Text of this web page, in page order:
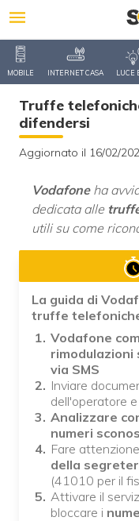
MOBILE INTERNET CASA LUCE
Truffe
difendersi
Aggiornato il 16/02/
Vodafoneha
dedicata alle
utili su come
La guida di
truffe
Vodafone
rimodulazioni
via SMS
Inviare
dell'operatore
Analizzare
numeri
Fare
della
(41010 per il
Attivare il
bloccare i